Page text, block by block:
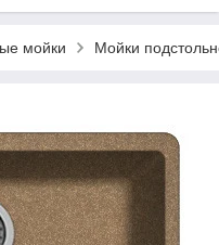
мойки Мойки